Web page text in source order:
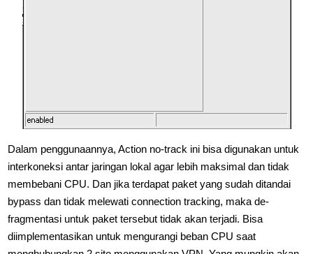
Dalam penggunaannya, Action no-track ini bisa digunakan untuk
interkoneksi antar jaringan lokal agar lebih maksimal dan tidak
membebani CPU. Dan jika terdapat paket yang sudah ditandai
bypass dan tidak melewati connection tracking, maka de-
fragmentasi untuk paket tersebut tidak akan terjadi. Bisa
diimplementasikan untuk mengurangi beban CPU saat